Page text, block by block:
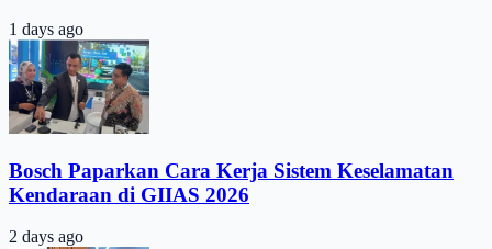
1 days ago
Bosch Paparkan Cara Kerja Sistem Keselamatan
Kendaraan di GIIAS 2026
2 days ago